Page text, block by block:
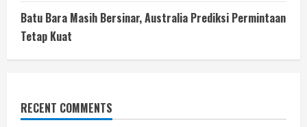
Batu Bara Masih Bersinar, Australia Prediksi Permintaan
Tetap Kuat
RECENT COMMENTS